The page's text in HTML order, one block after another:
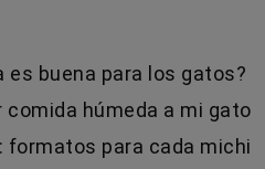
es buena para los gatos?
húmeda a mi gato
formatos para cada michi